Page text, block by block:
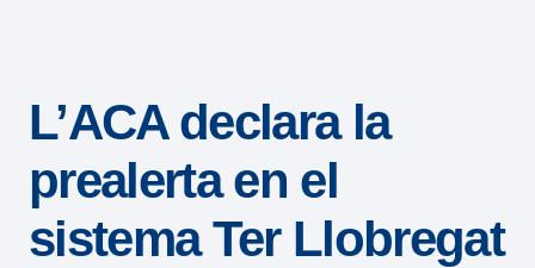
sistema
accesibilidad.
L’ACA declara la
prealerta en el
sistema Ter Llobregat